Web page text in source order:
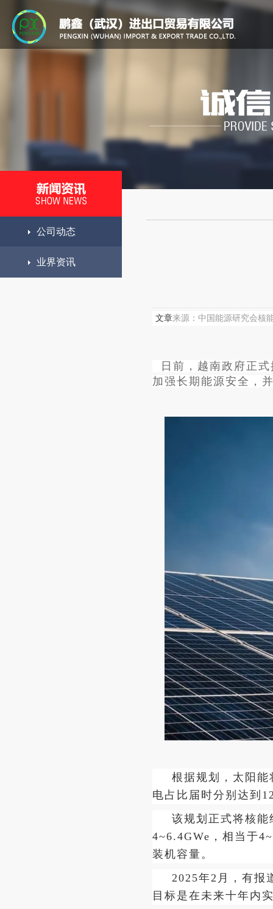
公司动态
业界资讯
文章来源：中国能源研究会核
日前，越南政府正
加强长期能源安全，
根据规划，太阳
电占比届时分别达到
该规划正式将核
4~6.4GWe，相当于
装机容量。
2025年2月，有报
目标是在未来十年内